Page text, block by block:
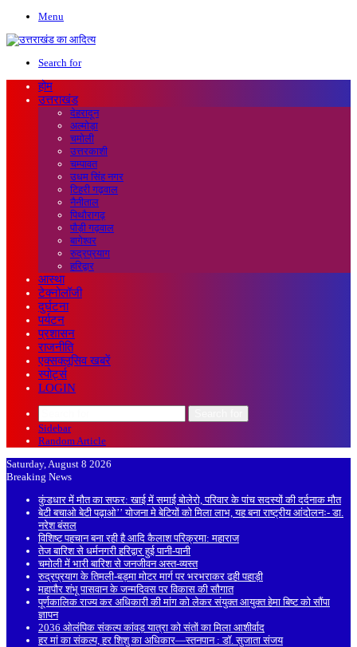
Menu
Search for
होम
उत्तराखंड
देहरादून
अल्मोड़ा
चमोली
उत्तरकाशी
चम्पावत
उधम सिंह नगर
टिहरी गढ़वाल
नैनीताल
पिथौरागढ़
पौड़ी गढ़वाल
बागेश्वर
रुद्रप्रयाग
हरिद्वार
आस्था
टेक्नोलॉजी
दुर्घटना
पर्यटन
प्रशासन
राजनीति
एक्सक्लूसिव खबरें
स्पोर्ट्स
LOGIN
Sidebar
Random Article
Saturday, August 8 2026
Breaking News
कुंडधार में मौत का सफर: खाई में समाई बोलेरो, परिवार के पांच सदस्यों की दर्दनाक मौत
बेटी बचाओ बेटी पढ़ाओ’’ योजना मे बेटियों को मिला लाभ, यह बना राष्ट्रीय आंदोलनः- डा.
नरेश बंसल
विशिष्ट पहचान बना रही है आदि कैलाश परिक्रमा: महाराज
तेज बारिश से धर्मनगरी हरिद्वार हुई पानी-पानी
चमोली में भारी बारिश से जनजीवन अस्त-व्यस्त
रुद्रप्रयाग के तिमली-बड़मा मोटर मार्ग पर भरभराकर ढही पहाड़ी
महापौर शंभू पासवान के जन्मदिवस पर विकास की सौगात
पूर्णकालिक राज्य कर अधिकारी की मांग को लेकर संयुक्त आयुक्त हेमा बिष्ट को सौंपा
ज्ञापन
2036 ओलंपिक संकल्प कांवड़ यात्रा को संतों का मिला आशीर्वाद
हर मां का संकल्प, हर शिशु का अधिकार—स्तनपान : डॉ. सुजाता संजय